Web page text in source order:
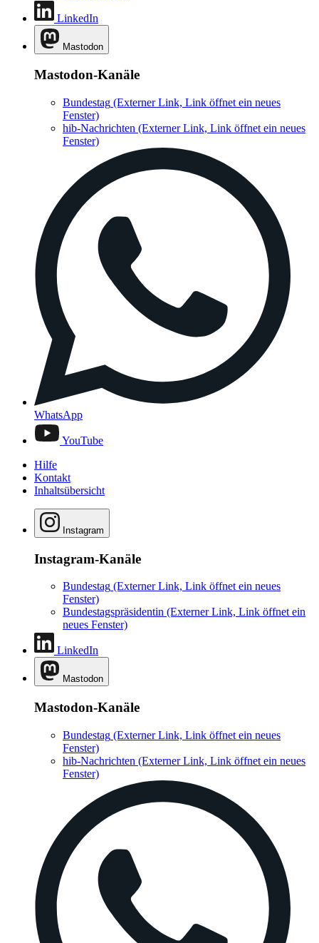
LinkedIn
Mastodon
Mastodon-Kanäle
Bundestag (Externer Link, Link öffnet ein neues
Fenster)
hib-Nachrichten (Externer Link, Link öffnet ein neues
Fenster)
WhatsApp
YouTube
Hilfe
Kontakt
Inhaltsübersicht
Instagram
Instagram-Kanäle
Bundestag (Externer Link, Link öffnet ein neues
Fenster)
Bundestagspräsidentin (Externer Link, Link öffnet ein
neues Fenster)
LinkedIn
Mastodon
Mastodon-Kanäle
Bundestag (Externer Link, Link öffnet ein neues
Fenster)
hib-Nachrichten (Externer Link, Link öffnet ein neues
Fenster)